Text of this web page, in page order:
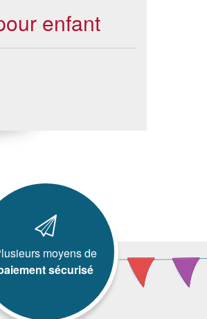
enfant
moyens de
sécurisé